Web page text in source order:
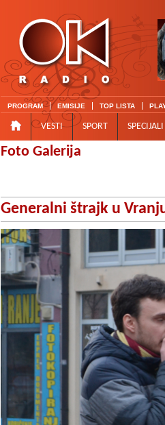
PROGRAM EMISIJE TOP LISTA
VESTI SPORT SPECIJALI
Foto Galerija
Generalni štrajk u